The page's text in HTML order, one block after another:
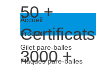
Accueil
Produit
Gilet pare-balles
Plaques pare-balles
50 +
3000 +